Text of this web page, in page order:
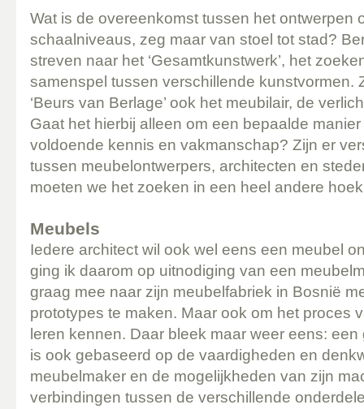
Wat is de overeenkomst tussen het ontwerpen
schaalniveaus, zeg maar van stoel tot stad?
streven naar het ‘Gesamtkunstwerk’, het
samenspel tussen verschillende kunstvormen.
‘Beurs van Berlage’ ook het meubilair, de
Gaat het hierbij alleen om een bepaalde
voldoende kennis en vakmanschap? Zijn er
tussen meubelontwerpers, architecten en
moeten we het zoeken in een heel andere
Meubels
Iedere architect wil ook wel eens een meubel
ging ik daarom op uitnodiging van een
graag mee naar zijn meubelfabriek in Bosnië
prototypes te maken. Maar ook om het proces
leren kennen. Daar bleek maar weer eens:
is ook gebaseerd op de vaardigheden en
meubelmaker en de mogelijkheden van zijn
verbindingen tussen de verschillende